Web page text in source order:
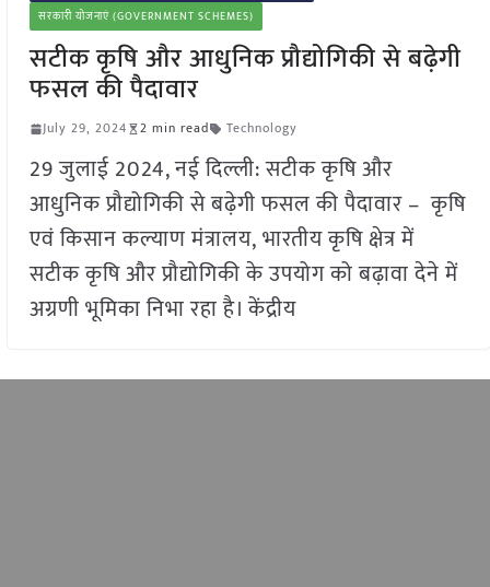
सरकारी योजनाएं (GOVERNMENT SCHEMES)
सटीक कृषि और आधुनिक प्रौद्योगिकी से बढ़ेगी
फसल की पैदावार
July 29, 2024 2 min read Technology
29 जुलाई 2024, नई दिल्ली: सटीक कृषि और
आधुनिक प्रौद्योगिकी से बढ़ेगी फसल की पैदावार – कृषि
एवं किसान कल्याण मंत्रालय, भारतीय कृषि क्षेत्र में
सटीक कृषि और प्रौद्योगिकी के उपयोग को बढ़ावा देने में
अग्रणी भूमिका निभा रहा है। केंद्रीय